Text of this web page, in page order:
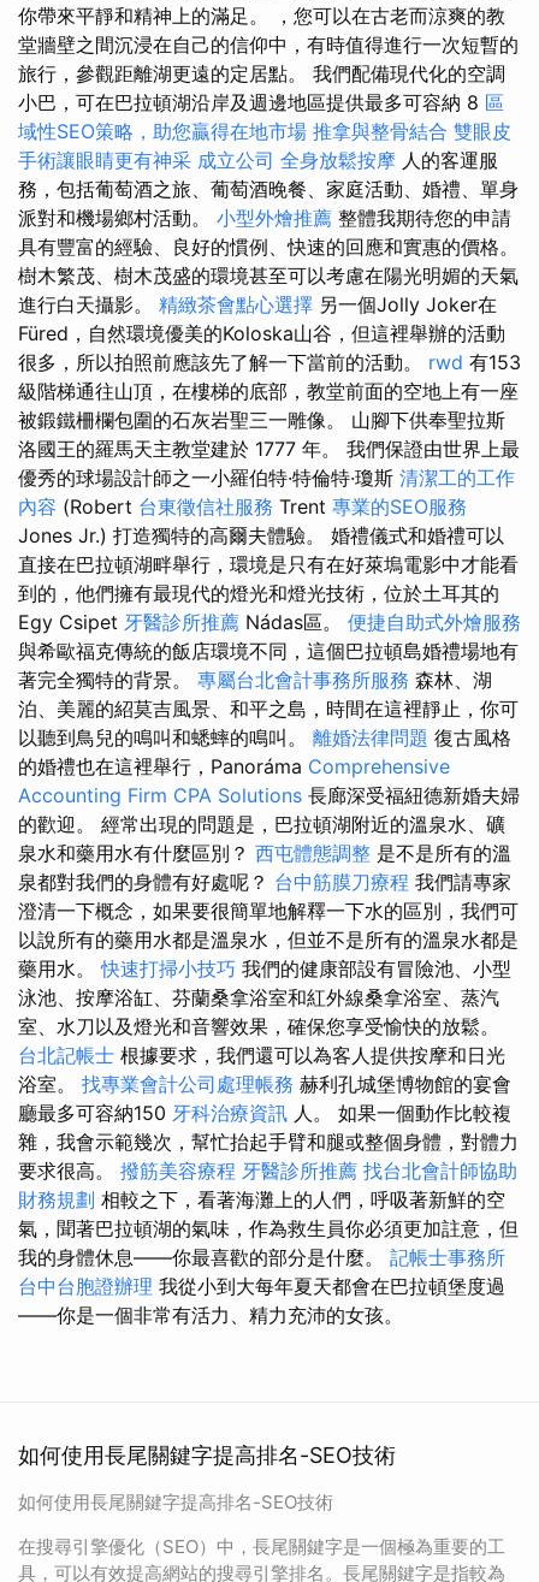
你帶來平靜和精神上的滿足。 ，您可以在古老而涼爽的教
堂牆壁之間沉浸在自己的信仰中，有時值得進行一次短暫的
旅行，參觀距離湖更遠的定居點。 我們配備現代化的空調
小巴，可在巴拉頓湖沿岸及週邊地區提供最多可容納 8 區
域性SEO策略，助您贏得在地市場 推拿與整骨結合 雙眼皮
手術讓眼睛更有神采 成立公司 全身放鬆按摩 人的客運服
務，包括葡萄酒之旅、葡萄酒晚餐、家庭活動、婚禮、單身
派對和機場鄉村活動。 小型外燴推薦 整體我期待您的申請
具有豐富的經驗、良好的慣例、快速的回應和實惠的價格。
樹木繁茂、樹木茂盛的環境甚至可以考慮在陽光明媚的天氣
進行白天攝影。 精緻茶會點心選擇 另一個Jolly Joker在
Füred，自然環境優美的Koloska山谷，但這裡舉辦的活動
很多，所以拍照前應該先了解一下當前的活動。 rwd 有153
級階梯通往山頂，在樓梯的底部，教堂前面的空地上有一座
被鍛鐵柵欄包圍的石灰岩聖三一雕像。 山腳下供奉聖拉斯
洛國王的羅馬天主教堂建於 1777 年。 我們保證由世界上最
優秀的球場設計師之一小羅伯特·特倫特·瓊斯 清潔工的工作
內容 (Robert 台東徵信社服務 Trent 專業的SEO服務
Jones Jr.) 打造獨特的高爾夫體驗。 婚禮儀式和婚禮可以
直接在巴拉頓湖畔舉行，環境是只有在好萊塢電影中才能看
到的，他們擁有最現代的燈光和燈光技術，位於土耳其的
Egy Csipet 牙醫診所推薦 Nádas區。 便捷自助式外燴服務
與希歐福克傳統的飯店環境不同，這個巴拉頓島婚禮場地有
著完全獨特的背景。 專屬台北會計事務所服務 森林、湖
泊、美麗的紹莫吉風景、和平之島，時間在這裡靜止，你可
以聽到鳥兒的鳴叫和蟋蟀的鳴叫。 離婚法律問題 復古風格
的婚禮也在這裡舉行，Panoráma Comprehensive
Accounting Firm CPA Solutions 長廊深受福紐德新婚夫婦
的歡迎。 經常出現的問題是，巴拉頓湖附近的溫泉水、礦
泉水和藥用水有什麼區別？ 西屯體態調整 是不是所有的溫
泉都對我們的身體有好處呢？ 台中筋膜刀療程 我們請專家
澄清一下概念，如果要很簡單地解釋一下水的區別，我們可
以說所有的藥用水都是溫泉水，但並不是所有的溫泉水都是
藥用水。快速打掃小技巧 我們的健康部設有冒險池、小型
泳池、按摩浴缸、芬蘭桑拿浴室和紅外線桑拿浴室、蒸汽
室、水刀以及燈光和音響效果，確保您享受愉快的放鬆。
台北記帳士 根據要求，我們還可以為客人提供按摩和日光
浴室。 找專業會計公司處理帳務 赫利孔城堡博物館的宴會
廳最多可容納150 牙科治療資訊 人。 如果一個動作比較複
雜，我會示範幾次，幫忙抬起手臂和腿或整個身體，對體力
要求很高。 撥筋美容療程 牙醫診所推薦 找台北會計師協助
財務規劃 相較之下，看著海灘上的人們，呼吸著新鮮的空
氣，聞著巴拉頓湖的氣味，作為救生員你必須更加註意，但
我的身體休息——你最喜歡的部分是什麼。 記帳士事務所
台中台胞證辦理 我從小到大每年夏天都會在巴拉頓堡度過
——你是一個非常有活力、精力充沛的女孩。
如何使用長尾關鍵字提高排名-SEO技術
如何使用長尾關鍵字提高排名-SEO技術
在搜尋引擎優化（SEO）中，長尾關鍵字是一個極為重要的工
具，可以有效提高網站的搜尋引擎排名。長尾關鍵字是指較為